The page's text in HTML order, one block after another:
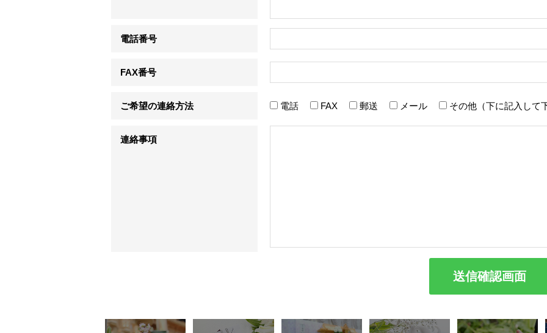
電話番号
FAX番号
ご希望の連絡方法 電話 FAX 郵送 メール その他（下に記入して
連絡事項